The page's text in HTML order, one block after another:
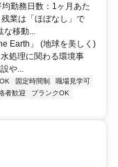
勤務日数：1ヶ月あた
業は「ほぼなし」で
な移動...
Earth」 (地球を美しく)
処理に関わる環境事
や...
固定時間制
職場見学可
者歓迎
ブランクOK